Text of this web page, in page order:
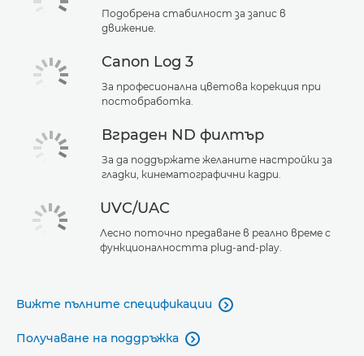
Подобрена стабилност за запис в
движение.
Canon Log 3
За професионална цветова корекция при
постобработка.
Вграден ND филтър
За да поддържате желаните настройки за
гладки, кинематографични кадри.
UVC/UAC
Лесно поточно предаване в реално време с
функционалността plug-and-play.
Вижте пълните спецификации 
Получаване на поддръжка 